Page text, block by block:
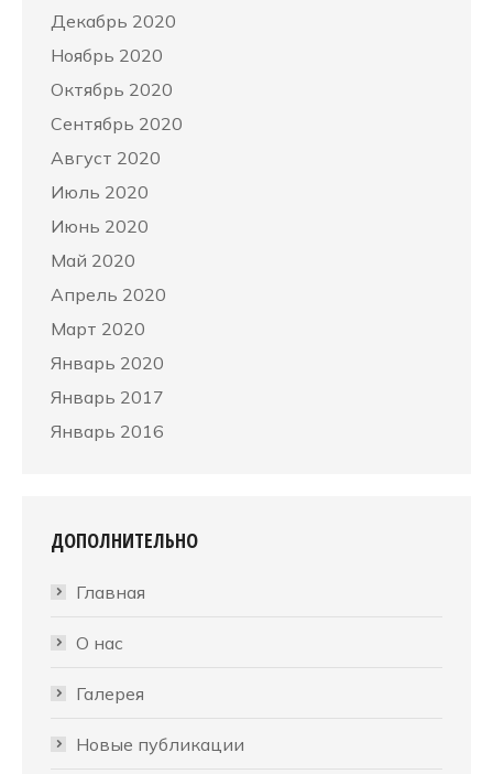
Декабрь 2020
Ноябрь 2020
Октябрь 2020
Сентябрь 2020
Август 2020
Июль 2020
Июнь 2020
Май 2020
Апрель 2020
Март 2020
Январь 2020
Январь 2017
Январь 2016
ДОПОЛНИТЕЛЬНО
Главная
О нас
Галерея
Новые публикации